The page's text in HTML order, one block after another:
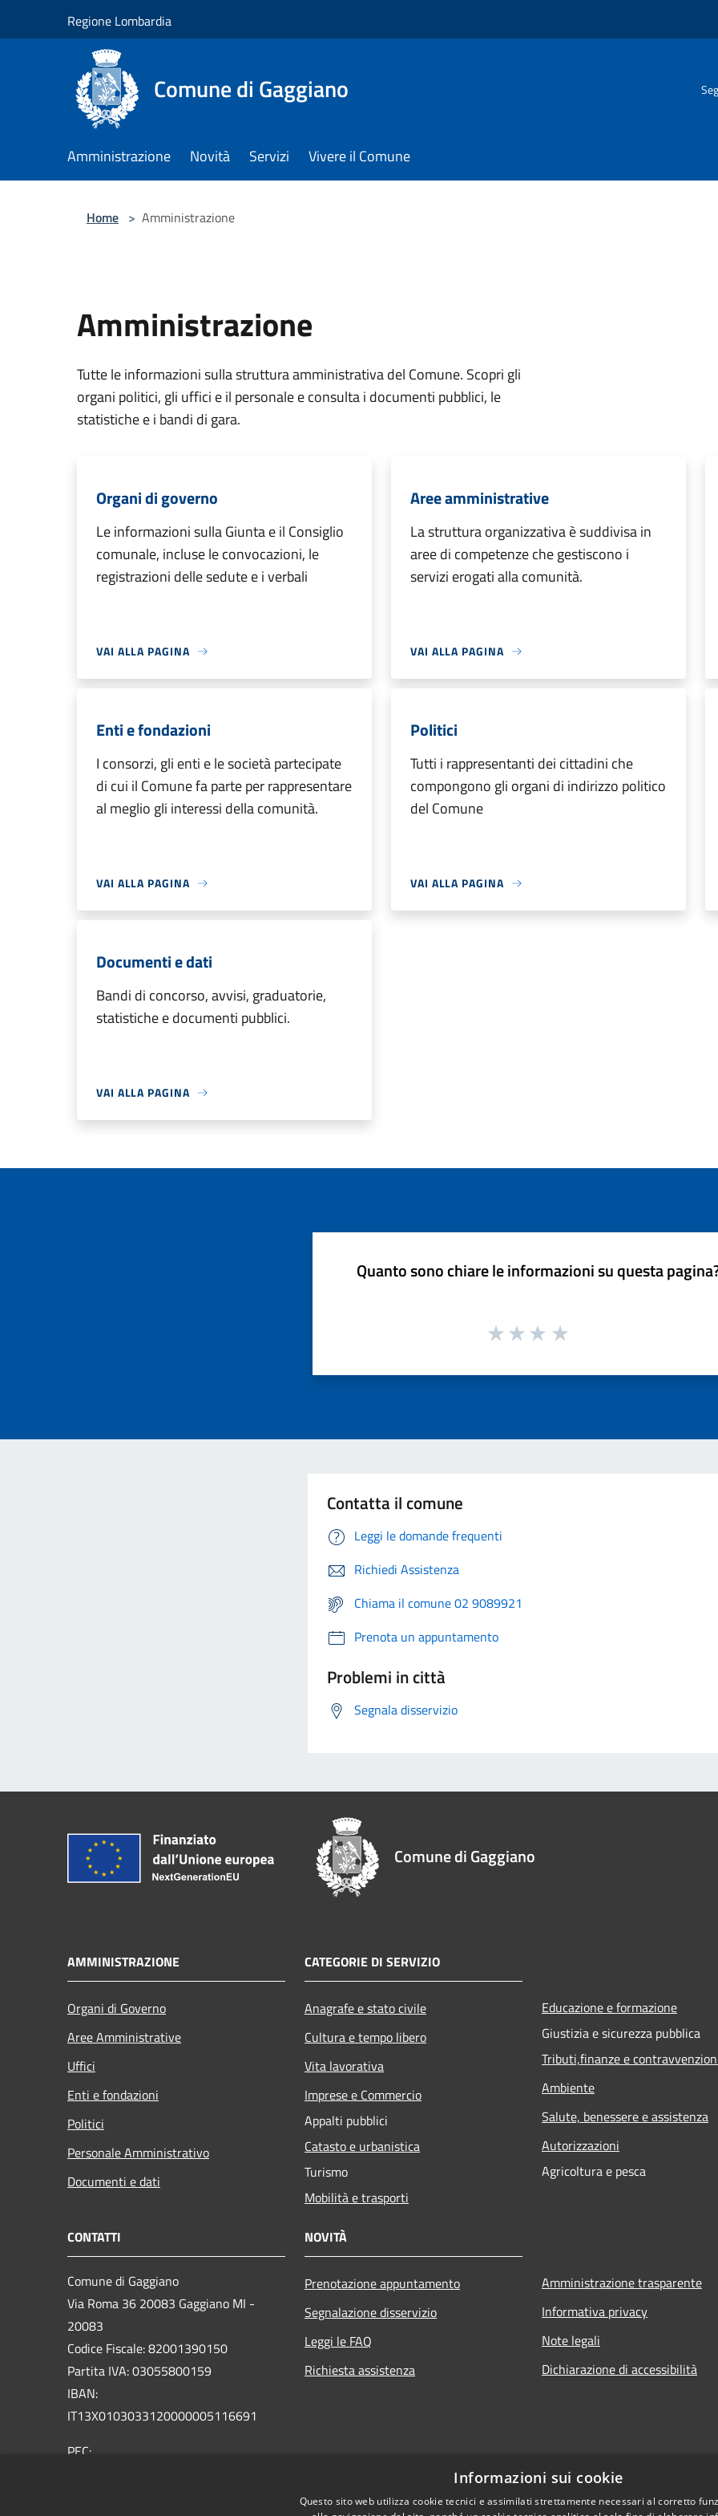
Regione Lombardia
Comune di Gaggiano
Amministrazione Novità Servizi Vivere il Comune
Home > Amministrazione
Amministrazione
Tutte le informazioni sulla struttura amministrativa del Comune. Scopri gli
organi politici, gli uffici e il personale e consulta i documenti pubblici, le
statistiche e i bandi di gara.
Organi di governo
Le informazioni sulla Giunta e il Consiglio
comunale, incluse le convocazioni, le
registrazioni delle sedute e i verbali
VAI ALLA PAGINA
Aree amministrative
La struttura organizzativa è suddivisa in
aree di competenze che gestiscono i
servizi erogati alla comunità.
VAI ALLA PAGINA
Enti e fondazioni
I consorzi, gli enti e le società partecipate
di cui il Comune fa parte per rappresentare
al meglio gli interessi della comunità.
VAI ALLA PAGINA
Politici
Tutti i rappresentanti dei cittadini che
compongono gli organi di indirizzo politico
del Comune
VAI ALLA PAGINA
Documenti e dati
Bandi di concorso, avvisi, graduatorie,
statistiche e documenti pubblici.
VAI ALLA PAGINA
Quanto sono chiare le informazioni su questa
Contatta il comune
Leggi le domande frequenti
Richiedi Assistenza
Chiama il comune 02 9089921
Prenota un appuntamento
Problemi in città
Segnala disservizio
Comune di Gaggiano
AMMINISTRAZIONE
Organi di Governo
Aree Amministrative
Uffici
Enti e fondazioni
Politici
Personale Amministrativo
Documenti e dati
CATEGORIE DI SERVIZIO
Anagrafe e stato civile
Cultura e tempo libero
Vita lavorativa
Imprese e Commercio
Appalti pubblici
Catasto e urbanistica
Turismo
Mobilità e trasporti
Educazione e formazione
Giustizia e sicurezza pubblica
Tributi,finanze e
Ambiente
Salute, benessere e assistenza
Autorizzazioni
Agricoltura e pesca
CONTATTI
Comune di Gaggiano
Via Roma 36 20083 Gaggiano MI -
20083
Codice Fiscale: 82001390150
Partita IVA: 03055800159
IBAN:
IT13X0103033120000005116691
PEC:
NOVITÀ
Prenotazione appuntamento
Segnalazione disservizio
Leggi le FAQ
Richiesta assistenza
Amministrazione trasparente
Informativa privacy
Note legali
Dichiarazione di accessibilità
Informazioni sui cookie
Questo sito web utilizza cookie tecnici e assimilati strettamente necessari al corretto